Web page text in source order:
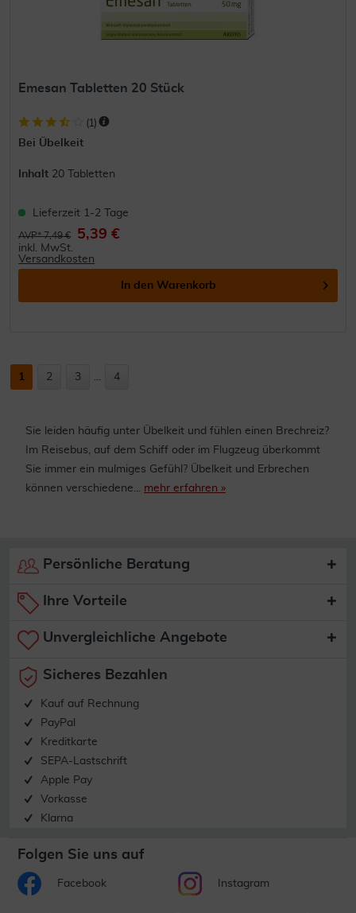
Emesan Tabletten 20 Stück
(1)
Bei Übelkeit
Inhalt 20 Tabletten
Lieferzeit 1-2 Tage
AVP* 7,49 € 5,39 €
inkl. MwSt.
Versandkosten
In den Warenkorb
1 2 3 ... 4
Sie leiden häufig unter Übelkeit und fühlen einen Brechreiz?
Im Reisebus, auf dem Schiff oder im Flugzeug überkommt
Sie immer ein mulmiges Gefühl? Übelkeit und Erbrechen
können verschiedene... mehr erfahren »
Persönliche Beratung
Ihre Vorteile
Unvergleichliche Angebote
Sicheres Bezahlen
Kauf auf Rechnung
PayPal
Kreditkarte
SEPA-Lastschrift
Apple Pay
Vorkasse
Klarna
Folgen Sie uns auf
Facebook Instagram